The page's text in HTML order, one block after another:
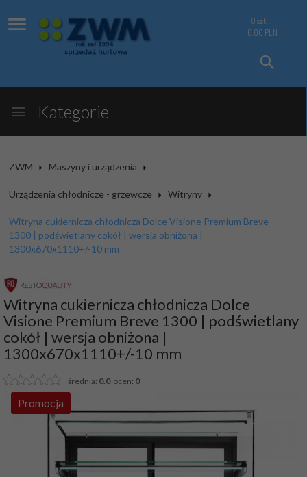
0 szt.
0.00 PLN
Kategorie
ZWM Maszyny i urządzenia
Urządzenia chłodnicze - grzewcze Witryny
Witryna cukiernicza chłodnicza Dolce Visione Premium Breve
1300 | podświetlany cokół | wersja obniżona |
1300x670x1110+/-10 mm
Witryna cukiernicza chłodnicza Dolce
Visione Premium Breve 1300 | podświetlany
cokół | wersja obniżona |
1300x670x1110+/-10 mm
średnia: 0.0ocen: 0
Promocja